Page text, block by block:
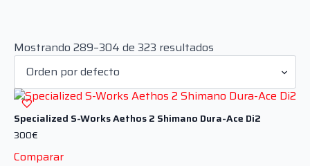
Mostrando 289–304 de 323 resultados
Specialized S-Works Aethos 2 Shimano Dura-Ace Di2
300€
Comparar